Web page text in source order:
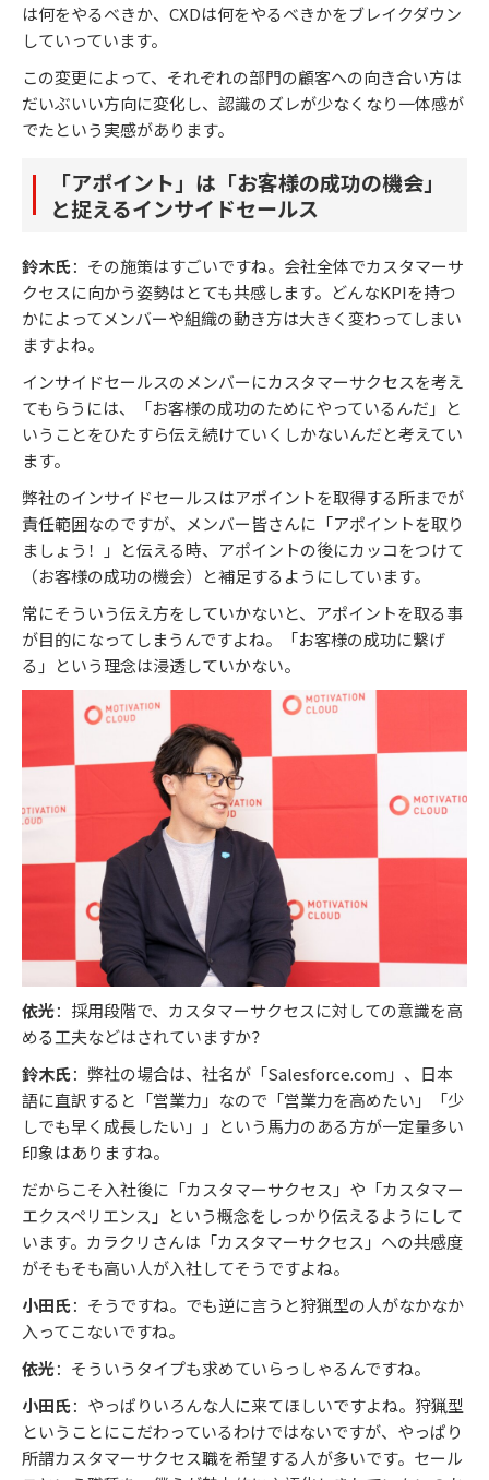
は何をやるべきか、CXDは何をやるべきかをブレイクダウン
していっています。
この変更によって、それぞれの部門の顧客への向き合い方は
だいぶいい方向に変化し、認識のズレが少なくなり一体感が
でたという実感があります。
「アポイント」は「お客様の成功の機会」
と捉えるインサイドセールス
鈴木氏：その施策はすごいですね。会社全体でカスタマーサ
クセスに向かう姿勢はとても共感します。どんなKPIを持つ
かによってメンバーや組織の動き方は大きく変わってしまい
ますよね。
インサイドセールスのメンバーにカスタマーサクセスを考え
てもらうには、「お客様の成功のためにやっているんだ」と
いうことをひたすら伝え続けていくしかないんだと考えてい
ます。
弊社のインサイドセールスはアポイントを取得する所までが
責任範囲なのですが、メンバー皆さんに「アポイントを取り
ましょう！」と伝える時、アポイントの後にカッコをつけて
（お客様の成功の機会）と補足するようにしています。
常にそういう伝え方をしていかないと、アポイントを取る事
が目的になってしまうんですよね。「お客様の成功に繋げ
る」という理念は浸透していかない。
依光：採用段階で、カスタマーサクセスに対しての意識を高
める工夫などはされていますか？
鈴木氏：弊社の場合は、社名が「Salesforce.com」、日本
語に直訳すると「営業力」なので「営業力を高めたい」「少
しでも早く成長したい」」という馬力のある方が一定量多い
印象はありますね。
だからこそ入社後に「カスタマーサクセス」や「カスタマー
エクスペリエンス」という概念をしっかり伝えるようにして
います。カラクリさんは「カスタマーサクセス」への共感度
がそもそも高い人が入社してそうですよね。
小田氏：そうですね。でも逆に言うと狩猟型の人がなかなか
入ってこないですね。
依光：そういうタイプも求めていらっしゃるんですね。
小田氏：やっぱりいろんな人に来てほしいですよね。狩猟型
ということにこだわっているわけではないですが、やっぱり
所謂カスタマーサクセス職を希望する人が多いです。セール